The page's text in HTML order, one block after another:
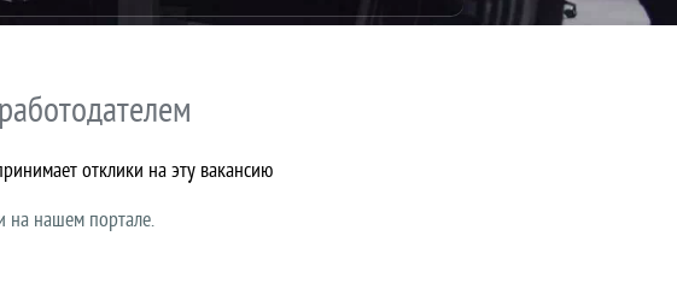
отклики на эту вакансию
на нашем портале.